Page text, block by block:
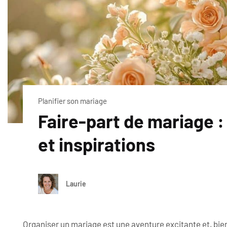
Planifier son mariage
Faire-part de mariage
et inspirations
Laurie
Organiser un mariage est une aventure excitante et,